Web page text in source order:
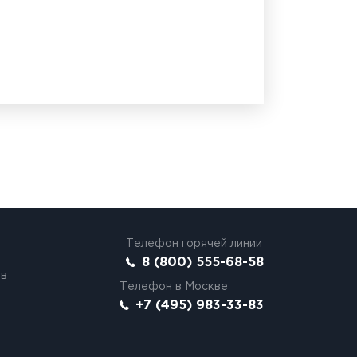
Телефон горячей линии
8 (800) 555-68-58
Телефон в Москве
+7 (495) 983-33-83